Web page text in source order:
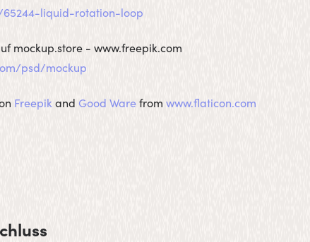
liquid-rotation-loop
mockup.store - www.freepik.com
psd/mockup
FreepikandGood Warefromwww.flaticon.com